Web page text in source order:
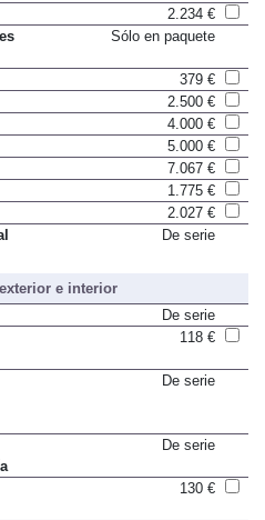
2.234 €
379 €
2.500 €
4.000 €
5.000 €
7.067 €
1.775 €
2.027 €
e interior
De serie